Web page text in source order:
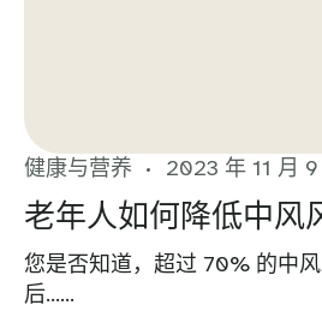
健康与营养 2023 年 11 月 9
老年人如何降低中风
您是否知道，超过 70% 的中
后......